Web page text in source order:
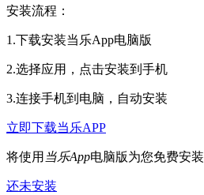
安装流程：
1.下载安装当乐App电脑版
2.选择应用，点击安装到手机
3.连接手机到电脑，自动安装
立即下载当乐APP
将使用 当乐App电脑版为您免费安装
还未安装